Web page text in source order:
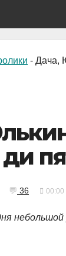
- Дача,
💬 36 00:00
небольшой